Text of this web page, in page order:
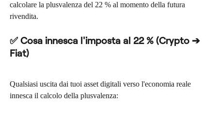
calcolare la plusvalenza del 22 % al momento della futura
rivendita.
✅ Cosa innesca l'imposta al 22 % (Crypto ➔
Fiat)
Qualsiasi uscita dai tuoi asset digitali verso l'economia reale
innesca il calcolo della plusvalenza: